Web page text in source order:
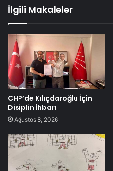
İlgili Makaleler
CHP’de Kılıçdaroğlu İçin
Disiplin İhbarı
Ağustos 8, 2026